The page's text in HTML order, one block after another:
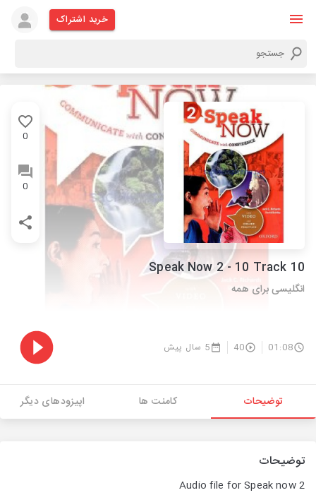
خرید اشتراک
0
0
Speak Now 2 - 10 Track 10
انگلیسی برای همه
01:08
40 5 سال پیش
توضیحات کامنت ها اپیزودهای دیگر
توضیحات
Audio file for Speak now 2